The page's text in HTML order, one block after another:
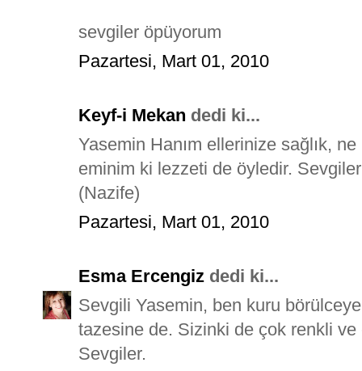
sevgiler öpüyorum
Pazartesi, Mart 01, 2010
Keyf-i Mekan dedi ki...
Yasemin Hanım ellerinize sağlık,
eminim ki lezzeti de öyledir.
(Nazife)
Pazartesi, Mart 01, 2010
Esma Ercengiz dedi ki...
Sevgili Yasemin, ben kuru
tazesine de. Sizinki de çok renkli
Sevgiler.